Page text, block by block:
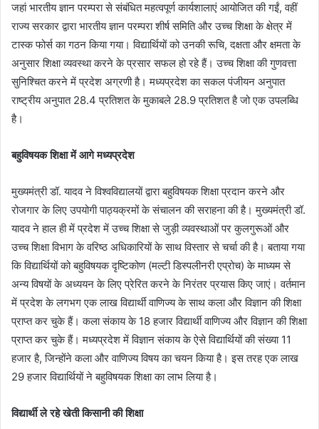
जहां भारतीय ज्ञान परम्परा से संबंधित महत्वपूर्ण कार्यशालाएं आयोजित की गईं, वहीं
राज्य सरकार द्वारा भारतीय ज्ञान परम्परा शीर्ष समिति और उच्च शिक्षा के क्षेत्र में
टास्क फोर्स का गठन किया गया। विद्यार्थियों को उनकी रूचि, दक्षता और क्षमता के
अनुसार शिक्षा व्यवस्था करने के प्रसार सफल हो रहे हैं। उच्च शिक्षा की गुणवत्ता
सुनिश्चित करने में प्रदेश अग्रणी है। मध्यप्रदेश का सकल पंजीयन अनुपात
राष्ट्रीय अनुपात 28.4 प्रतिशत के मुकाबले 28.9 प्रतिशत है जो एक उपलब्धि
है।
बहुविषयक शिक्षा में आगे मध्यप्रदेश
मुख्यमंत्री डॉ. यादव ने विश्वविद्यालयों द्वारा बहुविषयक शिक्षा प्रदान करने और
रोजगार के लिए उपयोगी पाठ्यक्रमों के संचालन की सराहना की है। मुख्यमंत्री डॉ.
यादव ने हाल ही में प्रदेश में उच्च शिक्षा से जुड़ी व्यवस्थाओं पर कुलगुरूओं और
उच्च शिक्षा विभाग के वरिष्ठ अधिकारियों के साथ विस्तार से चर्चा की है। बताया गया
कि विद्यार्थियों को बहुविषयक दृष्टिकोण (मल्टी डिस्पलीनरी एप्रोच) के माध्यम से
अन्य विषयों के अध्ययन के लिए प्रेरित करने के निरंतर प्रयास किए जाएं। वर्तमान
में प्रदेश के लगभग एक लाख विद्यार्थी वाणिज्य के साथ कला और विज्ञान की शिक्षा
प्राप्त कर चुके हैं। कला संकाय के 18 हजार विद्यार्थी वाणिज्य और विज्ञान की शिक्षा
प्राप्त कर चुके हैं। मध्यप्रदेश में विज्ञान संकाय के ऐसे विद्यार्थियों की संख्या 11
हजार है, जिन्होंने कला और वाणिज्य विषय का चयन किया है। इस तरह एक लाख
29 हजार विद्यार्थियों ने बहुविषयक शिक्षा का लाभ लिया है।
विद्यार्थी ले रहे खेती किसानी की शिक्षा